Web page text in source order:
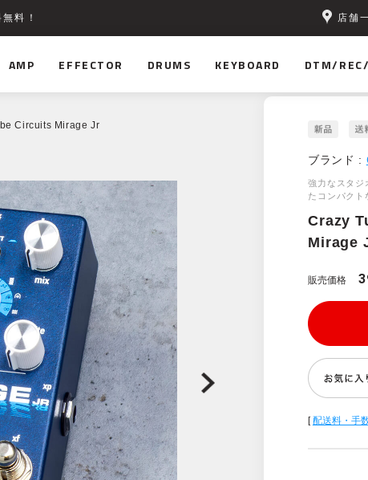
料！ 店舗
AMP EFFECTOR DRUMS KEYBOARD DTM/
Circuits Mirage Jr
ブランド :
強力なスタジ
たコンパクト
Crazy
Mirage
販売価格
[配送料・手